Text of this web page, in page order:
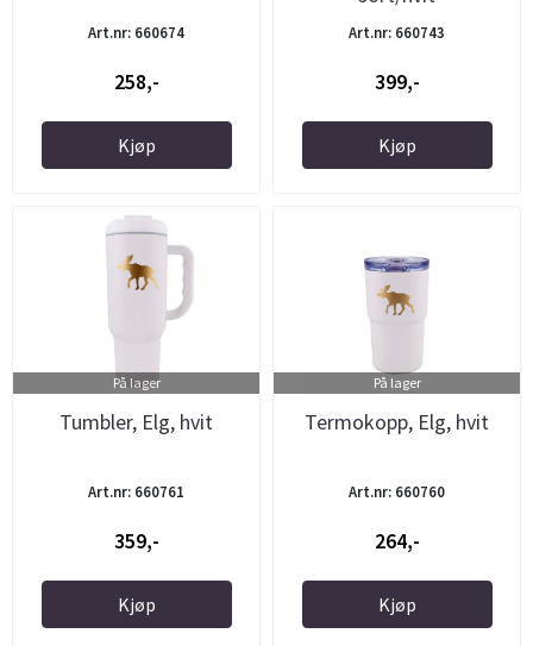
Art.nr: 660674
258,-
Kjøp
Art.nr: 660743
399,-
Kjøp
På lager
Tumbler, Elg, hvit
Art.nr: 660761
359,-
Kjøp
På lager
Termokopp, Elg, hvit
Art.nr: 660760
264,-
Kjøp